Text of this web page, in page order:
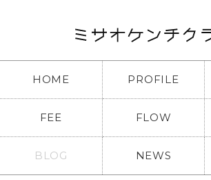
HOME PROFILE
FEE FLOW
BLOG NEWS